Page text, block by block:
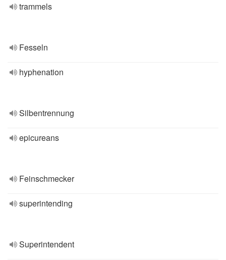
trammels
Fesseln
hyphenation
Silbentrennung
epicureans
Feinschmecker
superintending
Superintendent